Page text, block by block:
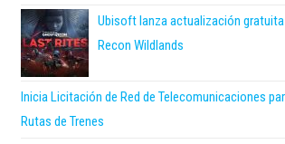
Ubisoft lanza actualización
Recon Wildlands
Inicia Licitación de Red de Telecomunicaciones
Rutas de Trenes